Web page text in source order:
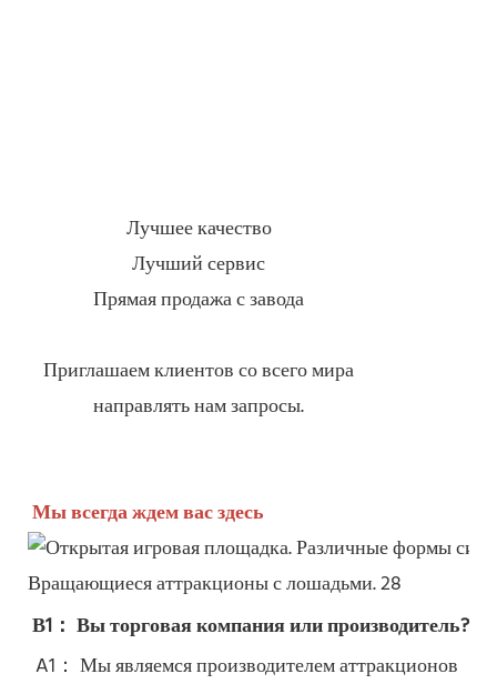
Лучшее качество
Лучший сервис
Прямая продажа с завода
Приглашаем клиентов со всего мира
направлять нам запросы.
Мы всегда ждем вас здесь
В1： Вы торговая компания или производитель?
A1： Мы являемся производителем аттракционов